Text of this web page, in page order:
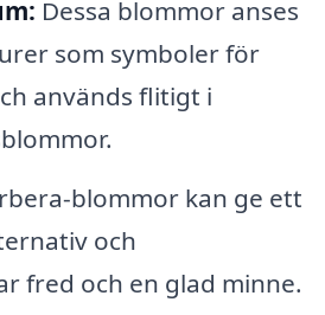
Dessa blommor anses
som symboler för
används flitigt i
blommor kan ge ett
och
fred och en glad minne.